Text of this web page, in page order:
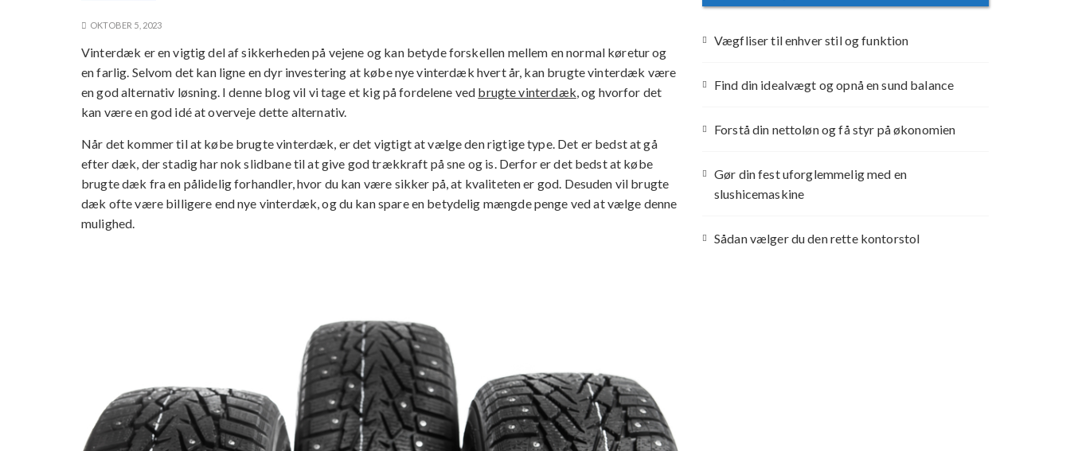
OKTOBER 5, 2023
Vinterdæk er en vigtig del af sikkerheden på vejene og kan betyde forskellen mellem en normal køretur og
en farlig. Selvom det kan ligne en dyr investering at købe nye vinterdæk hvert år, kan brugte vinterdæk være
en god alternativ løsning. I denne blog vil vi tage et kig på fordelene ved brugte vinterdæk, og hvorfor det
kan være en god idé at overveje dette alternativ.
Når det kommer til at købe brugte vinterdæk, er det vigtigt at vælge den rigtige type. Det er bedst at gå
efter dæk, der stadig har nok slidbane til at give god trækkraft på sne og is. Derfor er det bedst at købe
brugte dæk fra en pålidelig forhandler, hvor du kan være sikker på, at kvaliteten er god. Desuden vil brugte
dæk ofte være billigere end nye vinterdæk, og du kan spare en betydelig mængde penge ved at vælge denne
mulighed.
Vægfliser til enhver stil og funktion
Find din idealvægt og opnå en sund balance
Forstå din nettoløn og få styr på økonomien
Gør din fest uforglemmelig med en
slushicemaskine
Sådan vælger du den rette kontorstol